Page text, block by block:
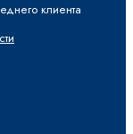
клиента